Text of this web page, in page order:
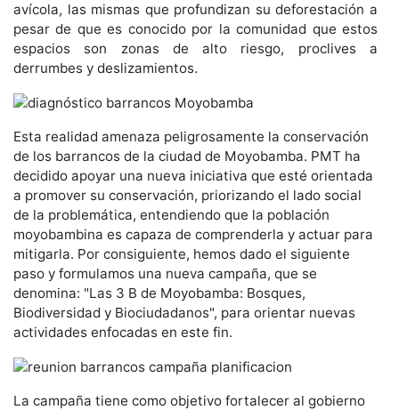
avícola, las mismas que profundizan su deforestación a
pesar de que es conocido por la comunidad que estos
espacios son zonas de alto riesgo, proclives a
derrumbes y deslizamientos.
Esta realidad amenaza peligrosamente la conservación
de los barrancos de la ciudad de Moyobamba. PMT ha
decidido apoyar una nueva iniciativa que esté orientada
a promover su conservación, priorizando el lado social
de la problemática, entendiendo que la población
moyobambina es capaza de comprenderla y actuar para
mitigarla. Por consiguiente, hemos dado el siguiente
paso y formulamos una nueva campaña, que se
denomina: "Las 3 B de Moyobamba: Bosques,
Biodiversidad y Biociudadanos", para orientar nuevas
actividades enfocadas en este fin.
La campaña tiene como objetivo fortalecer al gobierno